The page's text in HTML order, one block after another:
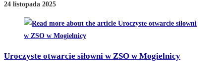
24 listopada 2025
Uroczyste otwarcie siłowni w ZSO w Mogielnicy